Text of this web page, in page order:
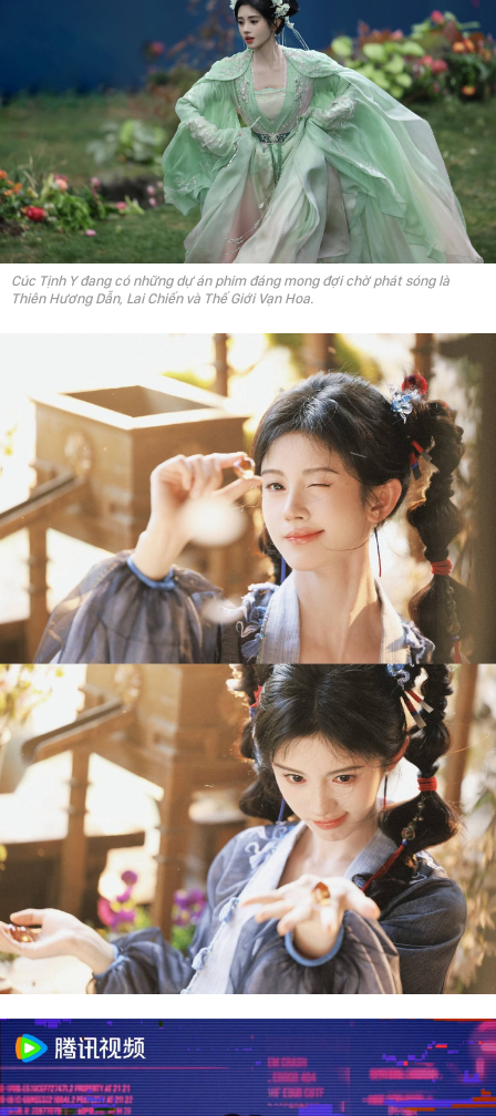
Cúc Tịnh Y đang có những dự án phim đáng mong đợi chờ phát sóng là
Thiên Hương Dẫn, Lai Chiến và Thế Giới Vạn Hoa.